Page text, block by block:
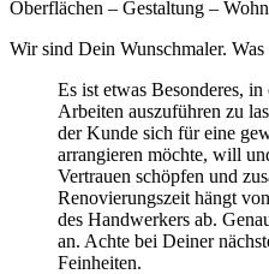
Oberflächen – Gestaltung –
Wir sind Dein Wunschmaler.
Es ist etwas Besonderes,
Arbeiten auszuführen zu
der Kunde sich für eine
arrangieren möchte, will
Vertrauen schöpfen und
Renovierungszeit hängt
des Handwerkers ab.
an. Achte bei Deiner
Feinheiten.